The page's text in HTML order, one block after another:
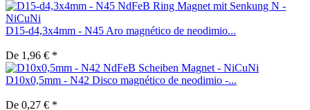
D15-d4,3x4mm - N45 Aro magnético de neodimio...
De 1,96 € *
D10x0,5mm - N42 Disco magnético de neodimio -...
De 0,27 € *